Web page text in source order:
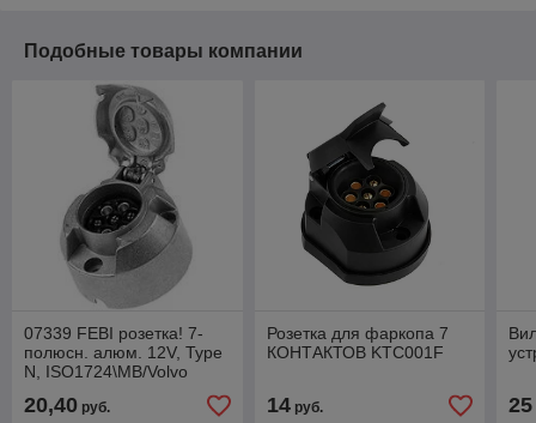
Подобные товары компании
07339 FEBI розетка! 7-
полюсн. алюм. 12V, Type
N, ISO1724\MB/Volvo
20,40 руб.
Розетка для фаркопа 7
КОНТАКТОВ KTC001F
14руб. 25